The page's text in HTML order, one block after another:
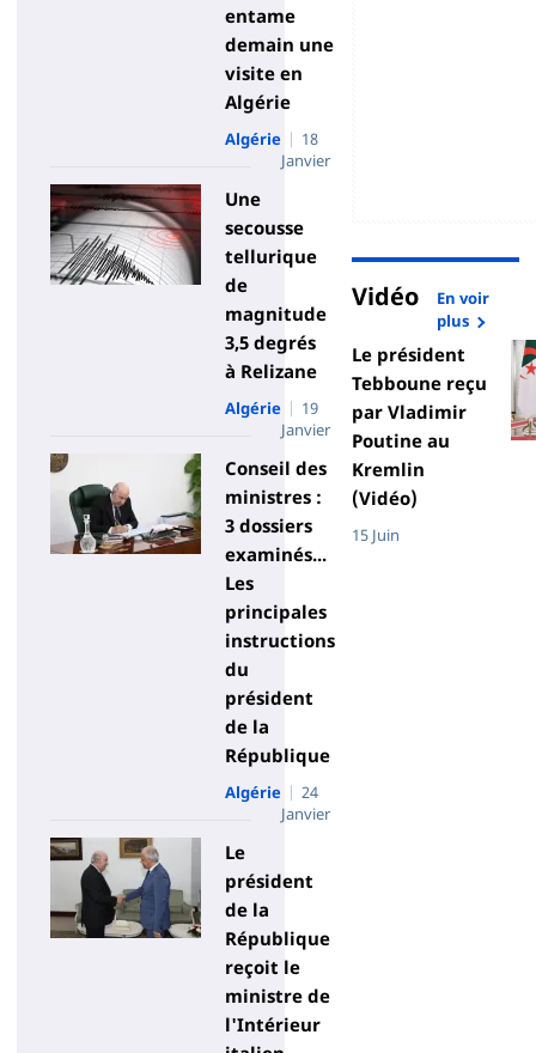
entame
demain une
visite en
Algérie
Algérie
18
Janvier
Une
secousse
tellurique
de
magnitude
3,5 degrés
à Relizane
Algérie
19
Janvier
Conseil des
ministres :
3 dossiers
examinés...
Les
principales
instructions
du
président
de la
République
Algérie
24
Janvier
Le
président
de la
République
reçoit le
ministre de
l'Intérieur
Vidéo
En voir
plus
Le président
Tebboune reçu
par Vladimir
Poutine au
Kremlin
(Vidéo)
15 Juin